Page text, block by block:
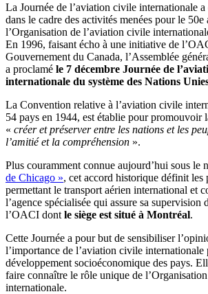
La Journée de l’aviation civile internationale a
dans le cadre des activités menées pour le 50e
l’Organisation de l’aviation civile
En 1996, faisant écho à une initiative de
Gouvernement du Canada, l’Assemblée
a proclamé le 7 décembre Journée de
internationale du système des Nations
La Convention relative à l’aviation civile
54 pays en 1944, est établie pour promouvoir
« créer et préserver entre les nations et les
l’amitié et la compréhension ».
Plus couramment connue aujourd’hui sous le
de Chicago », cet accord historique définit les
permettant le transport aérien international et
l’agence spécialisée qui assure sa supervision
l’OACI dont le siège est situé à Montréal.
Cette Journée a pour but de sensibiliser
l’importance de l’aviation civile internationale
développement socioéconomique des pays.
faire connaître le rôle unique de
internationale.